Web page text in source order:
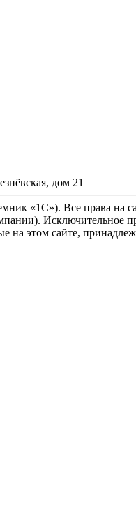
дом 21
«1С»). Все права на
). Исключительное
на этом сайте,